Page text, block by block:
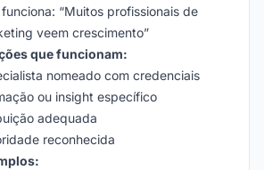
“Muitos profissionais de
veem crescimento”
que funcionam:
nomeado com credenciais
ou insight específico
adequada
reconhecida